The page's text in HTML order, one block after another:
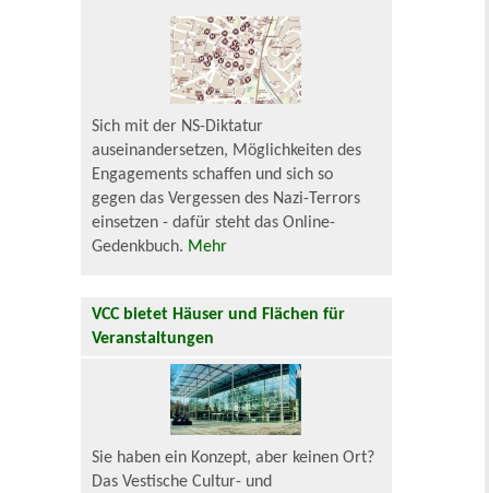
Sich mit der NS-Diktatur
auseinandersetzen, Möglichkeiten des
Engagements schaffen und sich so
gegen das Vergessen des Nazi-Terrors
einsetzen - dafür steht das Online-
Gedenkbuch. Mehr
VCC bietet Häuser und Flächen für
Veranstaltungen
Sie haben ein Konzept, aber keinen Ort?
Das Vestische Cultur- und